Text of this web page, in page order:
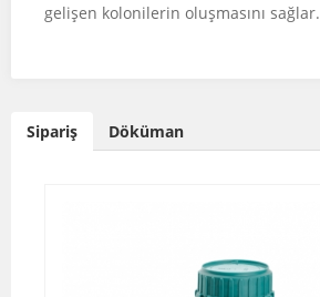
gelişen kolonilerin oluşmasını sağlar.
Sipariş Döküman